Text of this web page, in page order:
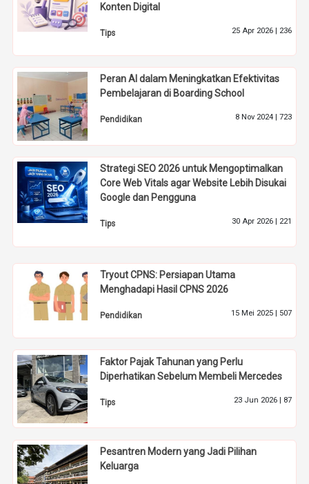
Konten Digital
Tips 25 Apr 2026 | 236
Peran AI dalam Meningkatkan Efektivitas
Pembelajaran di Boarding School
Pendidikan 8 Nov 2024 | 723
Strategi SEO 2026 untuk Mengoptimalkan
Core Web Vitals agar Website Lebih Disukai
Google dan Pengguna
Tips 30 Apr 2026 | 221
Tryout CPNS: Persiapan Utama
Menghadapi Hasil CPNS 2026
Pendidikan 15 Mei 2025 | 507
Faktor Pajak Tahunan yang Perlu
Diperhatikan Sebelum Membeli Mercedes
Tips 23 Jun 2026 | 87
Pesantren Modern yang Jadi Pilihan
Keluarga